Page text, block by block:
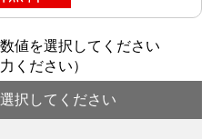
値を選択してください
ください）
択してください